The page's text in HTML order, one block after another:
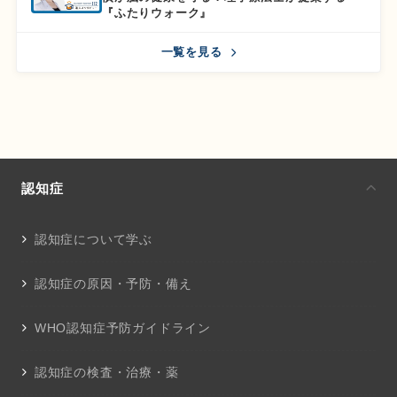
『ふたりウォーク』
一覧を見る
認知症
認知症について学ぶ
認知症の原因・予防・備え
WHO認知症予防ガイドライン
認知症の検査・治療・薬